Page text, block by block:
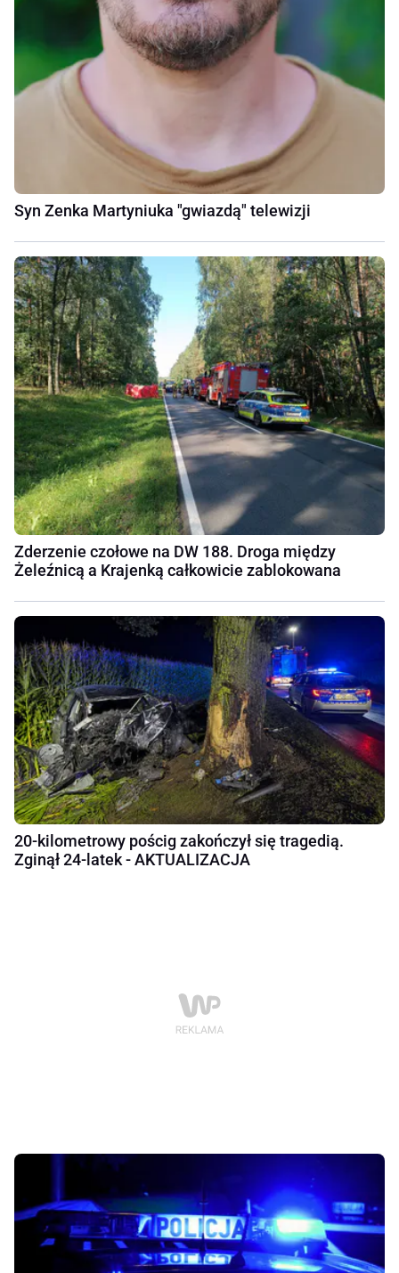
Syn Zenka Martyniuka "gwiazdą" telewizji
Zderzenie czołowe na DW 188. Droga między
Żeleźnicą a Krajenką całkowicie zablokowana
20-kilometrowy pościg zakończył się tragedią.
Zginął 24-latek - AKTUALIZACJA